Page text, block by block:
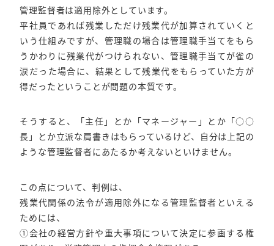
管理監督者は適用除外としています。
平社員であれば残業しただけ残業代が加算されていくと
いう仕組みですが、管理職の場合は管理職手当てをもら
うかわりに残業代がつけられない、管理職手当てが雀の
涙だった場合に、結果として残業代をもらっていた方が
得だったということが問題の本質です。
そうすると、「主任」とか「マネージャー」とか「○○
長」とか立派な肩書きはもらっているけど、自分は上記の
ような管理監督者にあたるか考えないといけません。
この点について、判例は、
残業代関係の法令が適用除外になる管理監督者といえる
ためには、
①会社の経営方針や重大事項について決定に参画する権